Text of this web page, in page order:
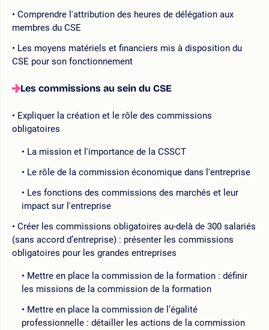
Comprendre l'attribution des heures de délégation aux
membres du CSE
Les moyens matériels et financiers mis à disposition du
CSE pour son fonctionnement
Les commissions au sein du CSE
Expliquer la création et le rôle des commissions
obligatoires
La mission et l'importance de la CSSCT
Le rôle de la commission économique dans l'entreprise
Les fonctions des commissions des marchés et leur
impact sur l'entreprise
Créer les commissions obligatoires au-delà de 300 salariés
(sans accord d’entreprise) : présenter les commissions
obligatoires pour les grandes entreprises
Mettre en place la commission de la formation : définir
les missions de la commission de la formation
Mettre en place la commission de l’égalité
professionnelle : détailler les actions de la commission